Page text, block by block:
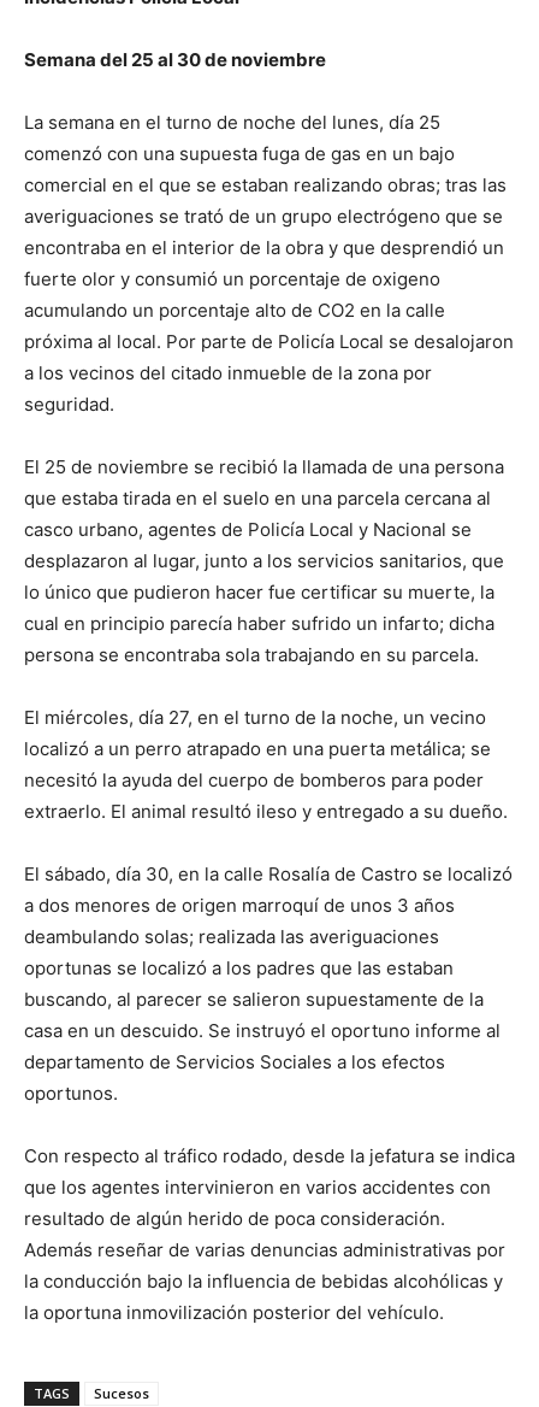
Semana del 25 al 30 de noviembre
La semana en el turno de noche del lunes, día 25
comenzó con una supuesta fuga de gas en un bajo
comercial en el que se estaban realizando obras; tras las
averiguaciones se trató de un grupo electrógeno que se
encontraba en el interior de la obra y que desprendió un
fuerte olor y consumió un porcentaje de oxigeno
acumulando un porcentaje alto de CO2 en la calle
próxima al local. Por parte de Policía Local se desalojaron
a los vecinos del citado inmueble de la zona por
seguridad.
El 25 de noviembre se recibió la llamada de una persona
que estaba tirada en el suelo en una parcela cercana al
casco urbano, agentes de Policía Local y Nacional se
desplazaron al lugar, junto a los servicios sanitarios, que
lo único que pudieron hacer fue certificar su muerte, la
cual en principio parecía haber sufrido un infarto; dicha
persona se encontraba sola trabajando en su parcela.
El miércoles, día 27, en el turno de la noche, un vecino
localizó a un perro atrapado en una puerta metálica; se
necesitó la ayuda del cuerpo de bomberos para poder
extraerlo. El animal resultó ileso y entregado a su dueño.
El sábado, día 30, en la calle Rosalía de Castro se localizó
a dos menores de origen marroquí de unos 3 años
deambulando solas; realizada las averiguaciones
oportunas se localizó a los padres que las estaban
buscando, al parecer se salieron supuestamente de la
casa en un descuido. Se instruyó el oportuno informe al
departamento de Servicios Sociales a los efectos
oportunos.
Con respecto al tráfico rodado, desde la jefatura se indica
que los agentes intervinieron en varios accidentes con
resultado de algún herido de poca consideración.
Además reseñar de varias denuncias administrativas por
la conducción bajo la influencia de bebidas alcohólicas y
la oportuna inmovilización posterior del vehículo.
TAGS Sucesos